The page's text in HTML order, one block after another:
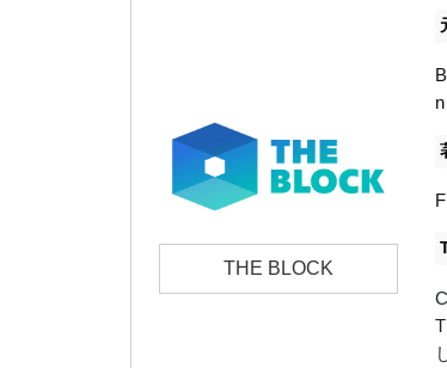
THE BLOCK